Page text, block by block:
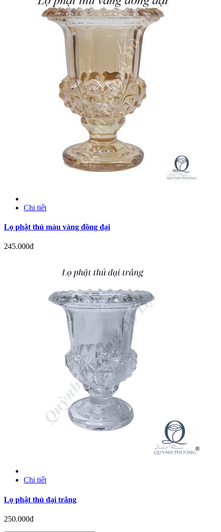
Chi tiết
Lọ phật thủ màu vàng đồng đại
245.000đ
Chi tiết
Lọ phật thủ đại trắng
250.000đ